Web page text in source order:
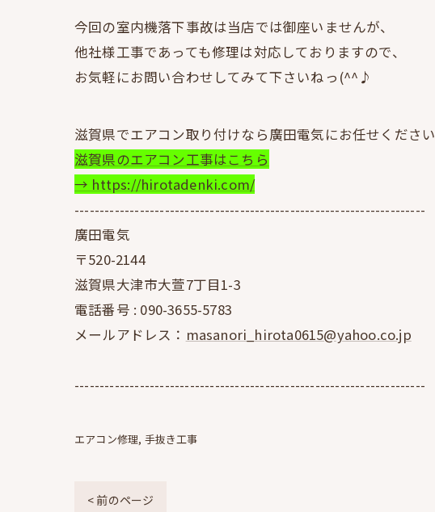
今回の室内機落下事故は当店では御座いませんが、
他社様工事であっても修理は対応しておりますので、
お気軽にお問い合わせしてみて下さいねっ(^^♪
滋賀県でエアコン取り付けなら廣田電気にお任せください
滋賀県のエアコン工事はこちら
→ https://hirotadenki.com/
----------------------------------------------------------------------
廣田電気
〒520-2144
滋賀県大津市大萱7丁目1-3
電話番号 : 090-3655-5783
メールアドレス： masanori_hirota0615@yahoo.co.jp
----------------------------------------------------------------------
エアコン修理 手抜き工事
< 前のページ